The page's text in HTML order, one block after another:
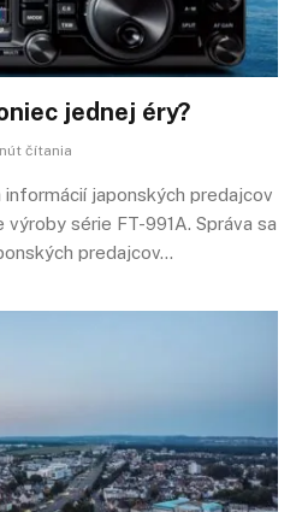
jednej éry?
čítania
japonských predajcov
série FT-991A. Správa sa
predajcov…